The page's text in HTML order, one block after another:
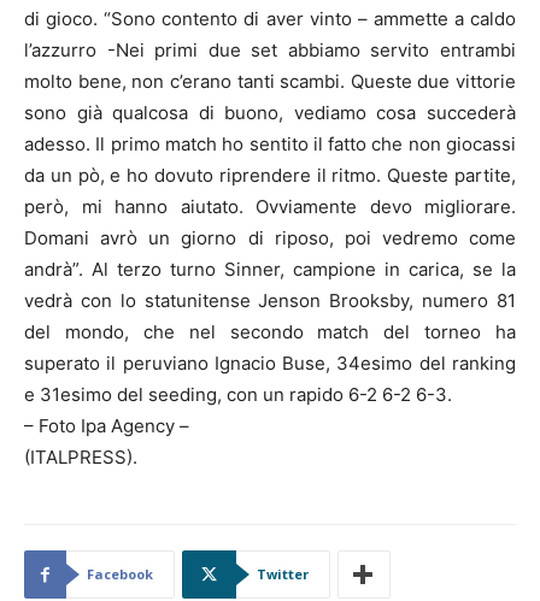
di gioco. “Sono contento di aver vinto – ammette a caldo
l’azzurro -Nei primi due set abbiamo servito entrambi
molto bene, non c’erano tanti scambi. Queste due vittorie
sono già qualcosa di buono, vediamo cosa succederà
adesso. Il primo match ho sentito il fatto che non giocassi
da un pò, e ho dovuto riprendere il ritmo. Queste partite,
però, mi hanno aiutato. Ovviamente devo migliorare.
Domani avrò un giorno di riposo, poi vedremo come
andrà”. Al terzo turno Sinner, campione in carica, se la
vedrà con lo statunitense Jenson Brooksby, numero 81
del mondo, che nel secondo match del torneo ha
superato il peruviano Ignacio Buse, 34esimo del ranking
e 31esimo del seeding, con un rapido 6-2 6-2 6-3.
– Foto Ipa Agency –
(ITALPRESS).
Facebook Twitter